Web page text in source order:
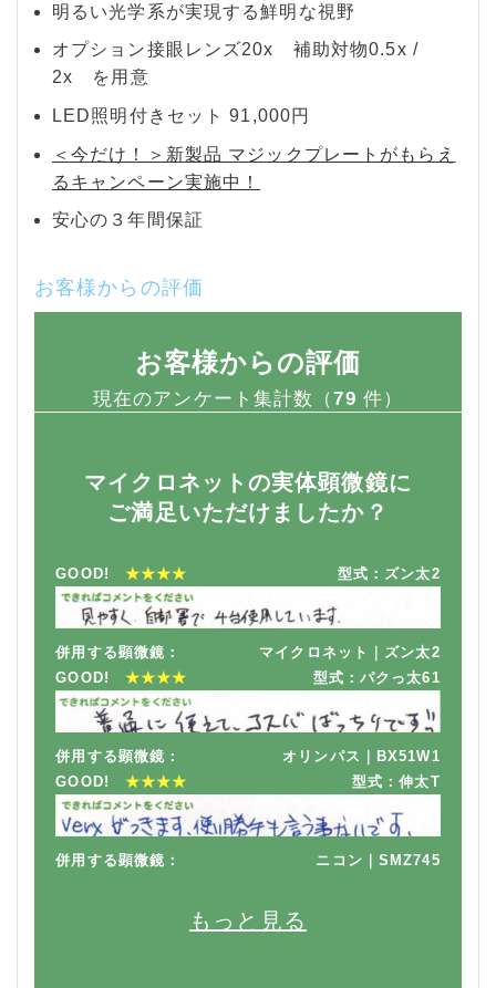
明るい光学系が実現する鮮明な視野
オプション接眼レンズ20x 補助対物0.5x /
2x を用意
LED照明付きセット 91,000円
＜今だけ！＞新製品 マジックプレートがもらえ
るキャンペーン実施中！
安心の３年間保証
お客様からの評価
お客様からの評価
現在のアンケート集計数（79 件）
マイクロネットの実体顕微鏡に
ご満足いただけましたか？
GOOD!★★★★ 型式：ズン太2
併用する顕微鏡：
マイクロネット｜ズン太2
GOOD!★★★★ 型式：パクっ太61
併用する顕微鏡：
オリンパス｜BX51W1
GOOD!★★★★ 型式：伸太T
併用する顕微鏡： ニコン｜SMZ745
もっと見る